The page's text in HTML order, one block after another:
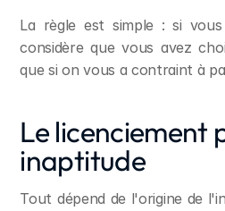
La règle est simple : si
considère que vous avez
que si on vous a contraint à
Le licenciement
inaptitude
Tout dépend de l'origine de